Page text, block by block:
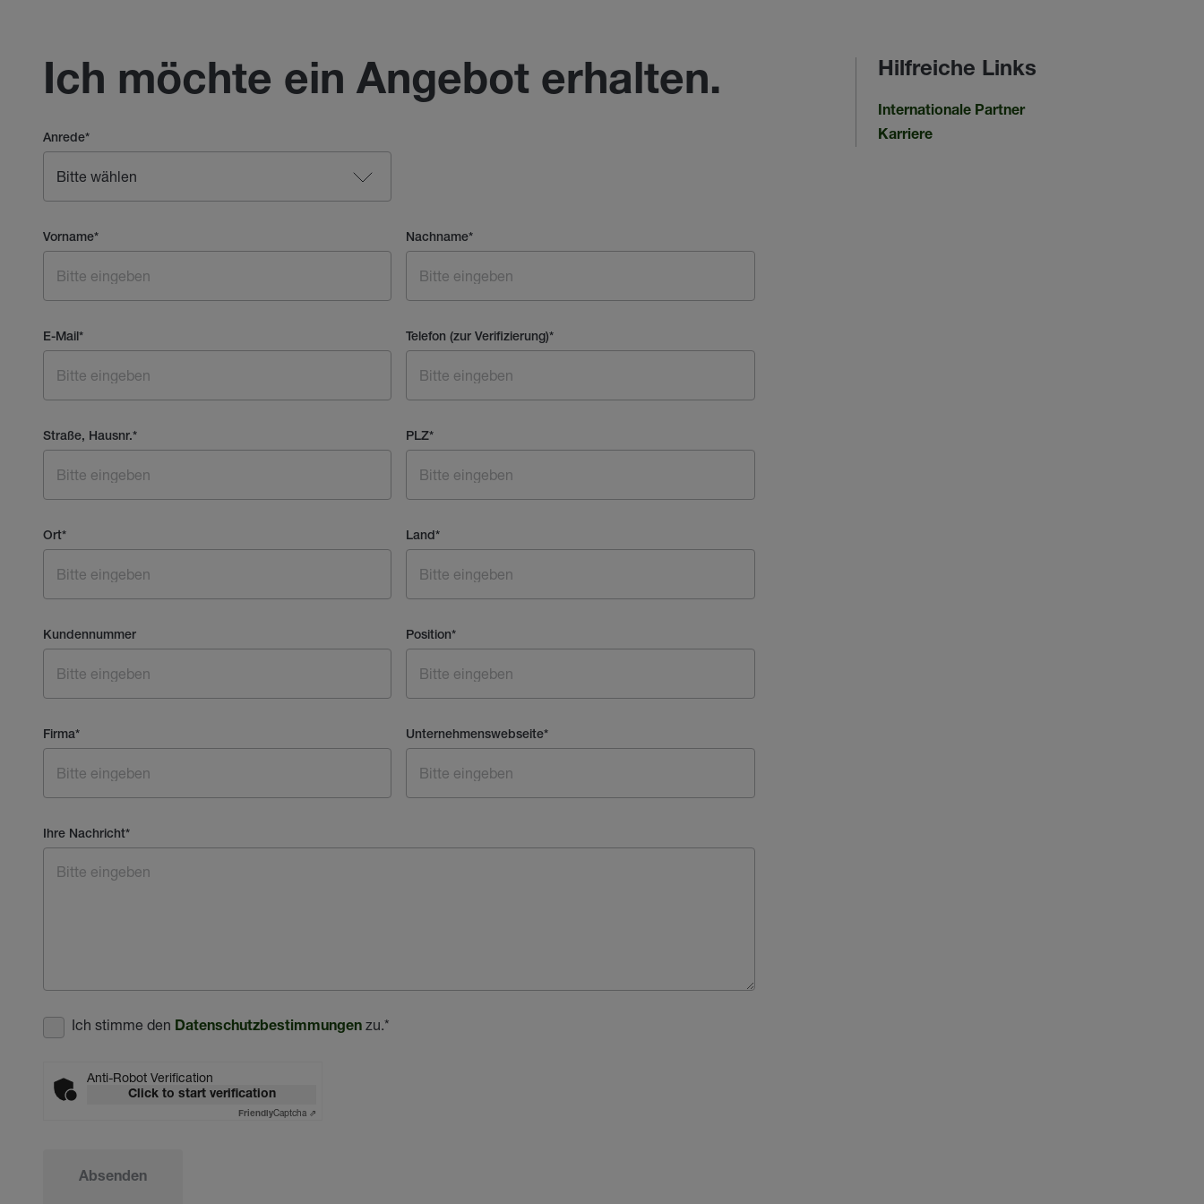
Ich möchte ein Angebot erhalten.
Anrede*
Vorname* Nachname*
E-Mail* Telefon (zur Verifizierung)*
Straße, Hausnr.* PLZ*
Ort* Land*
Kundennummer Position*
Firma* Unternehmenswebseite*
Ihre Nachricht*
Ich stimme den Datenschutzbestimmungen zu.*
Anti-Robot Verification
Click to start verification
FriendlyCaptcha ⇗
Absenden
Hilfreiche Links
Internationale Partner
Karriere